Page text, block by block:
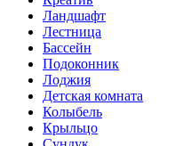
Ландшафт
Лестница
Бассейн
Подоконник
Лоджия
Детская комната
Колыбель
Крыльцо